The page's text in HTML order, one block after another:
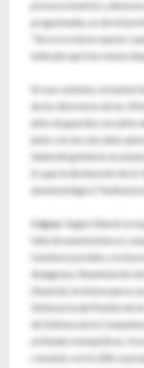
provoca muertes y
programadas, es de mil
“No es lo mismo operar
indicado que tres meses
En ese contexto, el martes
de los directores de los 33
jefes de guardia y los jefes
junto con las más altas
Salud del gobierno local
Es que la declaración de la
anestesiológica” finalizaría
Culpas . Según Gilardi, la
falta de anestesistas es
Gobierno porteño y la
Analgesia y Reanimación
(Aaarba), la misma que es
Defensoría del Pueblo de
de Defensa de la
actitudes monopólicas.
convenio con la UBA, la